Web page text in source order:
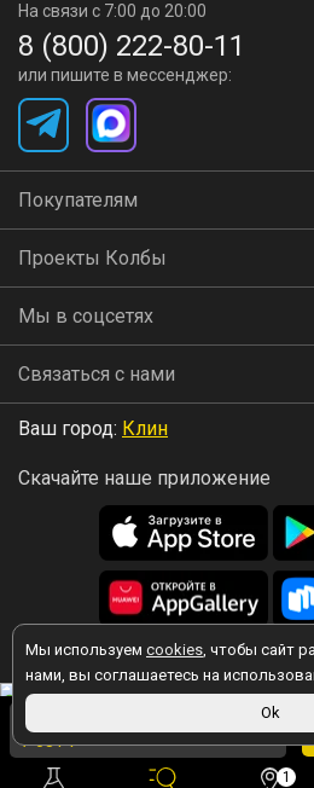
1
7 081 ₽
Мы используем cookies, чтобы сайт
нами, вы соглашаетесь на
Ok
На связи с 7:00 до 20:00
8 (800) 222-80-11
или пишите в мессенджер:
Покупателям
Проекты Колбы
Мы в соцсетях
Связаться с нами
Ваш город: Клин
Скачайте наше приложение
2026 © Колба
Вы принимаете условия политики в
персональных данных
любой форме обратной связи на сайте